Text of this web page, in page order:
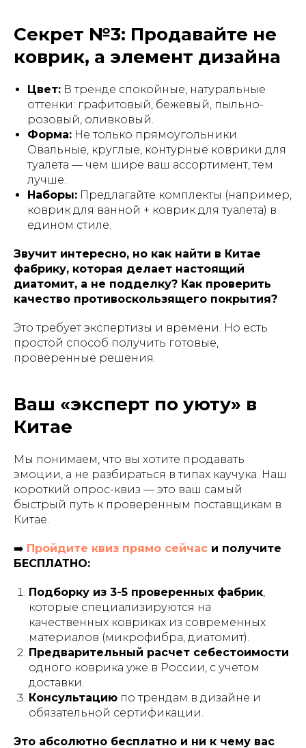
Секрет №3: Продавайте не
коврик, а элемент дизайна
Цвет: В тренде спокойные, натуральные
оттенки: графитовый, бежевый, пыльно-
розовый, оливковый.
Форма: Не только прямоугольники.
Овальные, круглые, контурные коврики для
туалета — чем шире ваш ассортимент, тем
лучше.
Наборы: Предлагайте комплекты (например,
коврик для ванной + коврик для туалета) в
едином стиле.
Звучит интересно, но как найти в Китае
фабрику, которая делает настоящий
диатомит, а не подделку? Как проверить
качество противоскользящего покрытия?
Это требует экспертизы и времени. Но есть
простой способ получить готовые,
проверенные решения.
Ваш «эксперт по уюту» в
Китае
Мы понимаем, что вы хотите продавать
эмоции, а не разбираться в типах каучука. Наш
короткий опрос-квиз — это ваш самый
быстрый путь к проверенным поставщикам в
Китае.
➡️ Пройдите квиз прямо сейчас и получите
БЕСПЛАТНО:
Подборку из 3-5 проверенных фабрик,
которые специализируются на
качественных ковриках из современных
материалов (микрофибра, диатомит).
Предварительный расчет себестоимости
одного коврика уже в России, с учетом
доставки.
Консультацию по трендам в дизайне и
обязательной сертификации.
Это абсолютно бесплатно и ни к чему вас